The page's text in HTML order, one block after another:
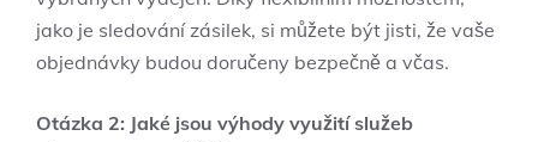
jako je sledování zásilek, si můžete být jisti, že vaše
objednávky budou doručeny bezpečně a včas.
Otázka 2: Jaké jsou výhody využití služeb